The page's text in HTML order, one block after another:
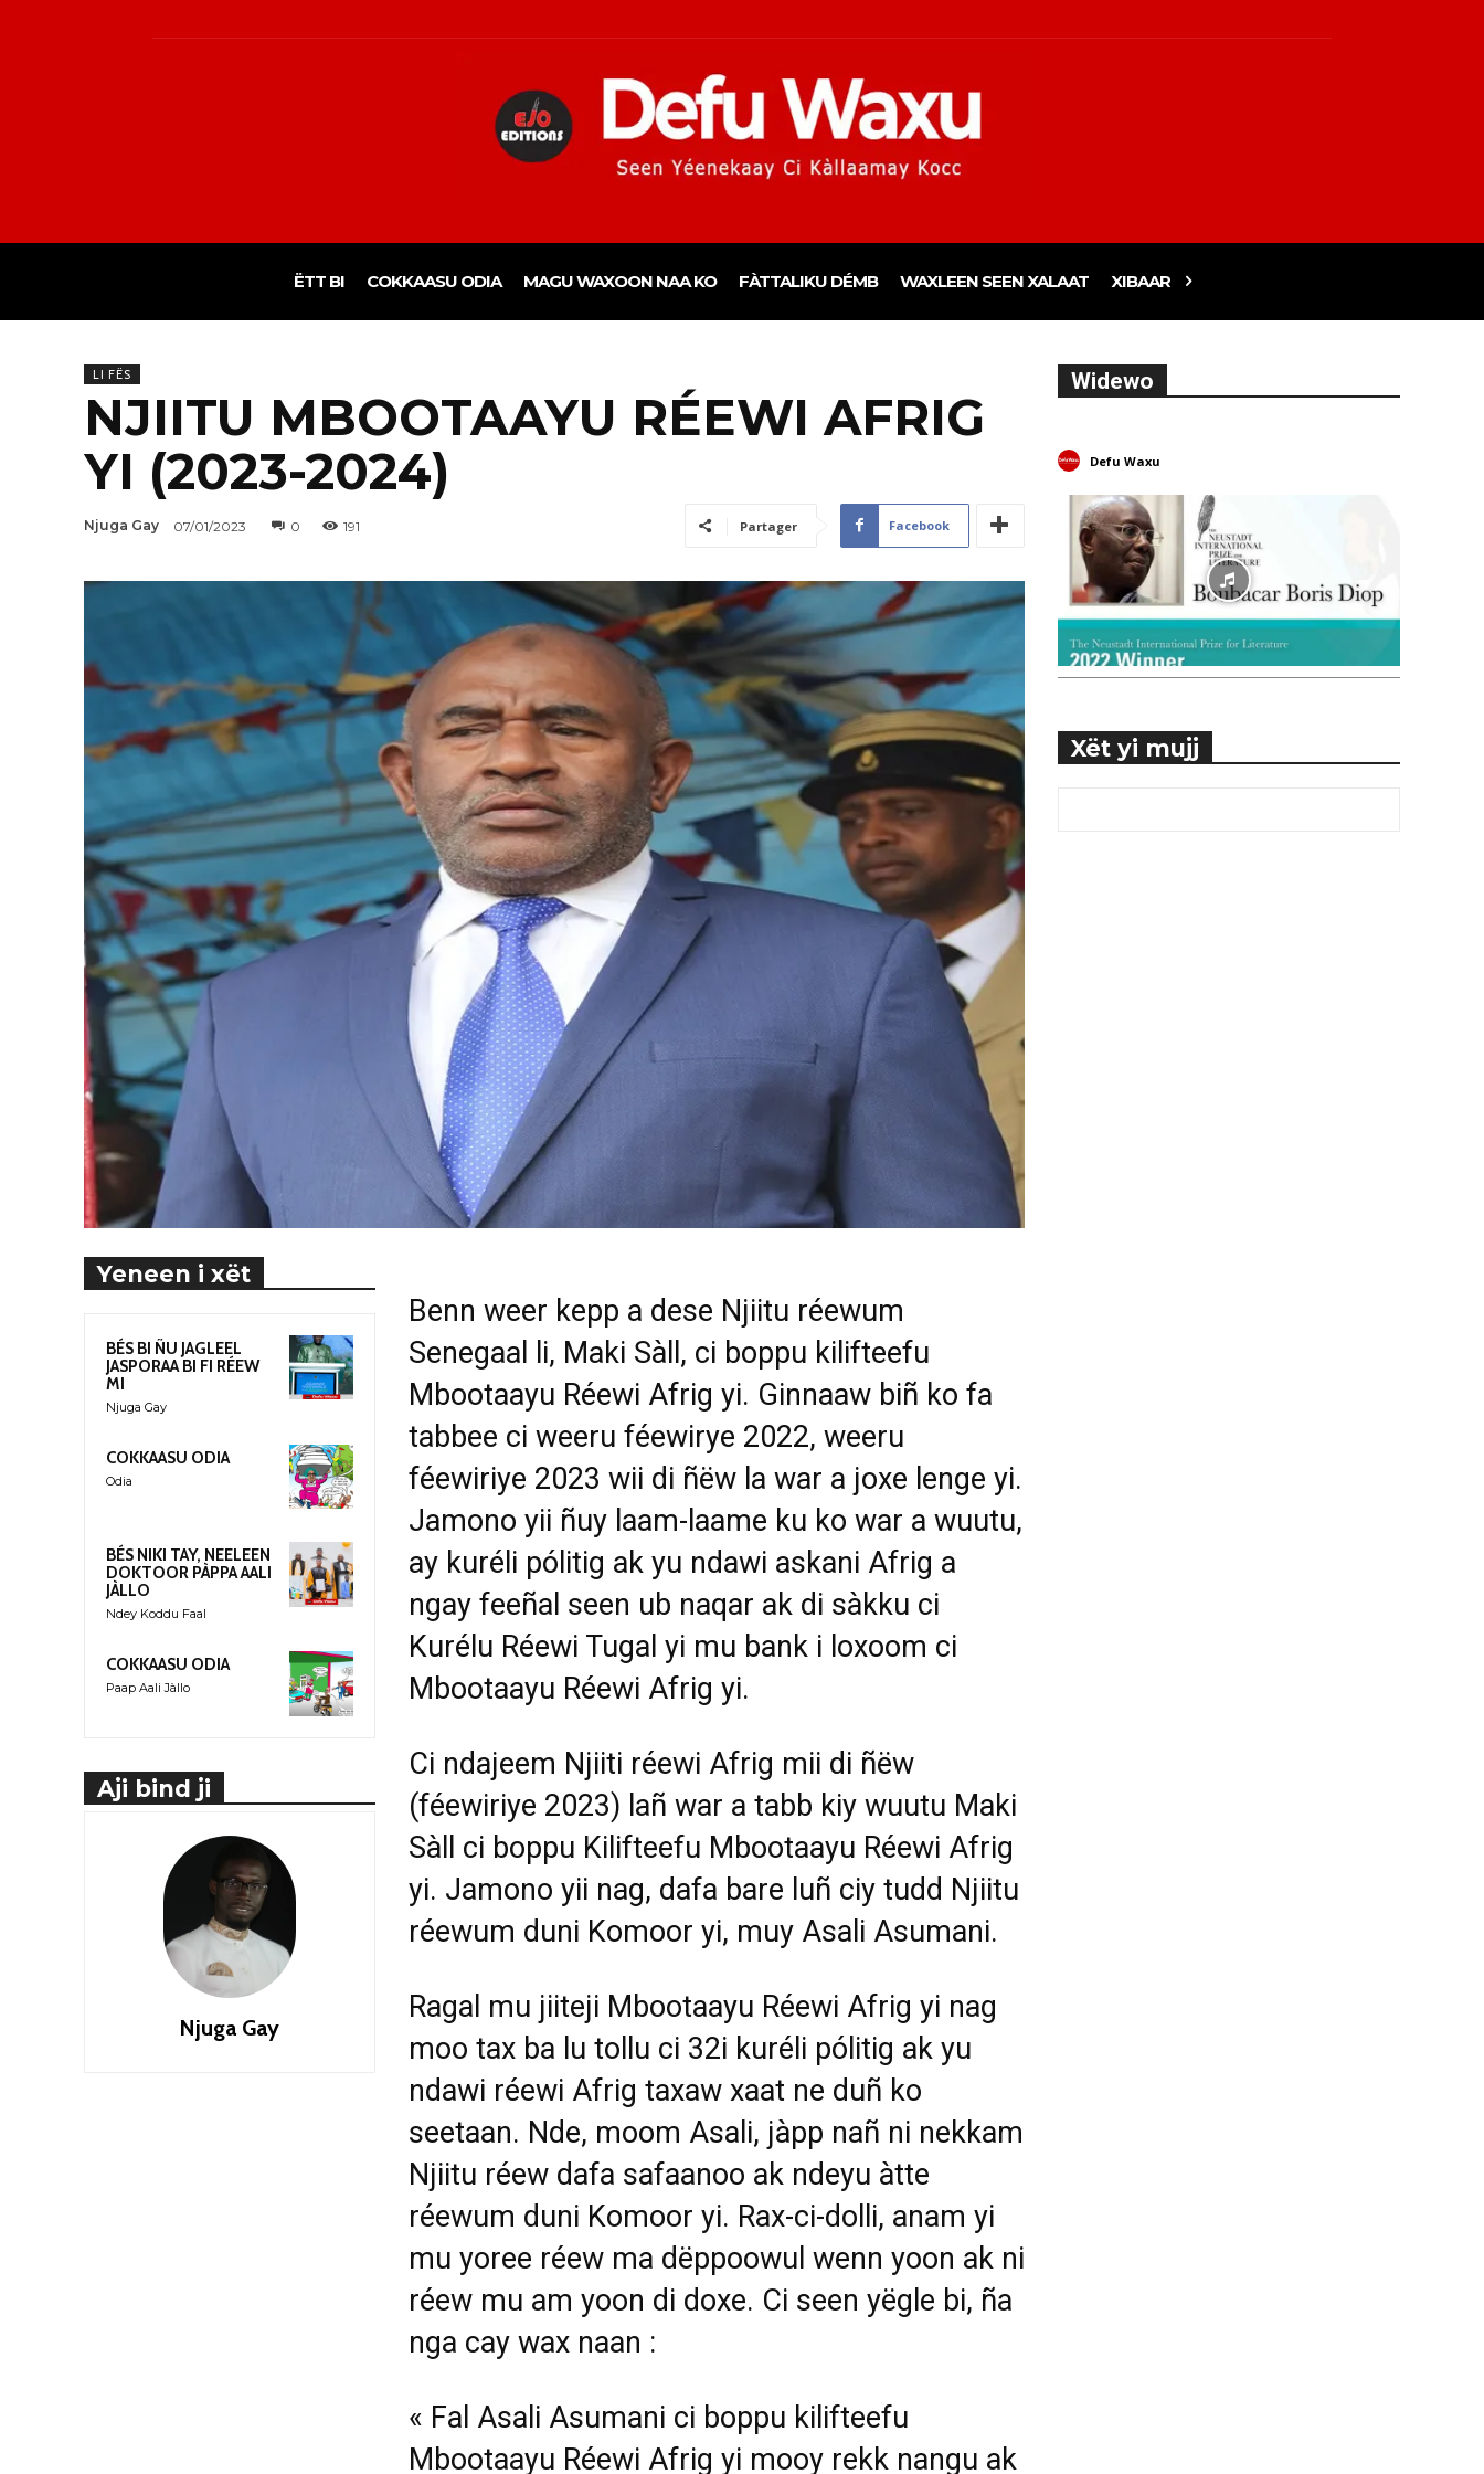
ËTT BI COKKAASU ODIA MAGU WAXOON NAA KO FÀTTALIKU DÉMB WAXLEEN SEEN XALAAT XIBAAR
LI FËS
NJIITU MBOOTAAYU RÉEWI AFRIG
YI (2023-2024)
Njuga Gay 07/01/2023 0 191 Partager Facebook
Yeneen i xët
BÉS BI ÑU JAGLEEL
JASPORAA BI FI RÉEW
MI
Njuga Gay
COKKAASU ODIA
Odia
BÉS NIKI TAY, NEELEEN
DOKTOOR PÀPPA AALI
JÀLLO
Ndey Koddu Faal
COKKAASU ODIA
Paap Aali Jàllo
Aji bind ji
Njuga Gay
Benn weer kepp a dese Njiitu réewum
Senegaal li, Maki Sàll, ci boppu kilifteefu
Mbootaayu Réewi Afrig yi. Ginnaaw biñ ko fa
tabbee ci weeru féewirye 2022, weeru
féewiriye 2023 wii di ñëw la war a joxe lenge yi.
Jamono yii ñuy laam-laame ku ko war a wuutu,
ay kuréli pólitig ak yu ndawi askani Afrig a
ngay feeñal seen ub naqar ak di sàkku ci
Kurélu Réewi Tugal yi mu bank i loxoom ci
Mbootaayu Réewi Afrig yi.
Ci ndajeem Njiiti réewi Afrig mii di ñëw
(féewiriye 2023) lañ war a tabb kiy wuutu Maki
Sàll ci boppu Kilifteefu Mbootaayu Réewi Afrig
yi. Jamono yii nag, dafa bare luñ ciy tudd Njiitu
réewum duni Komoor yi, muy Asali Asumani.
Ragal mu jiiteji Mbootaayu Réewi Afrig yi nag
moo tax ba lu tollu ci 32i kuré li pó litig ak yu
ndawi réewi Afrig taxaw xaat ne duñ ko
seetaan. Nde, moom Asali, jàpp nañ ni nekkam
Njiitu réew dafa safaanoo ak ndeyu àtte
réewum duni Komoor yi. Rax-ci-dolli, anam yi
mu yoree réew ma dëppoowul wenn yoon ak ni
réew mu am yoon di doxe. Ci seen yëgle bi, ña
nga cay wax naan :
« Fal Asali Asumani ci boppu kilifteefu
Mbootaayu Réewi Afrig yi mooy rekk nangu ak
Widewo
Defu Waxu
Xët yi mujj